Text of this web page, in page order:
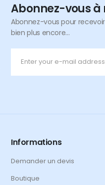
Abonnez-vous
Abonnez-vous pour
bien plus encore...
Informations
Demander un devis
Boutique